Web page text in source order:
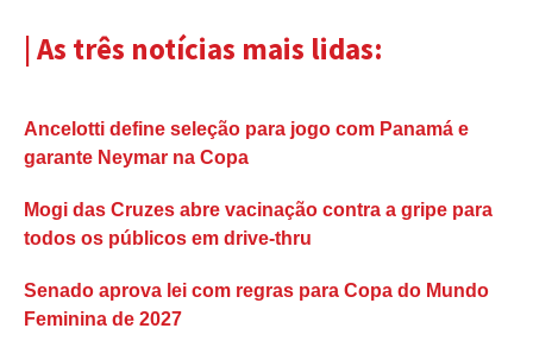
| As três notícias mais lidas:
Ancelotti define seleção para jogo com Panamá e
garante Neymar na Copa
Mogi das Cruzes abre vacinação contra a gripe para
todos os públicos em drive-thru
Senado aprova lei com regras para Copa do Mundo
Feminina de 2027